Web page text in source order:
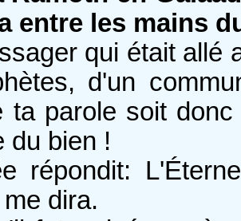
entre les mains
qui était allé
d'un
ta parole soit
du bien !
répondit:
dira.